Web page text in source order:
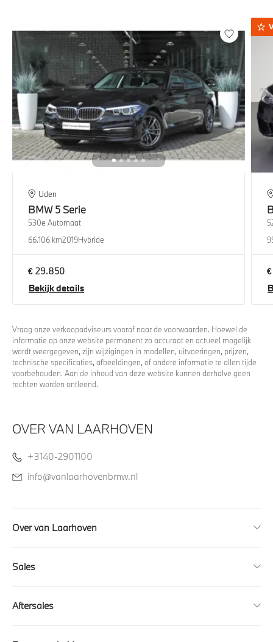
Uden
BMW 5 Serie
530e Automaat
66.106 km2019Hybride
€ 29.850
Bekijk details
Vraag onze verkoopadviseurs vooraf naar de voorwaarden. Hoewel de
informatie op onze website permanent zo accuraat en actueel mogelijk
wordt weergegeven, zijn wijzigingen in modellen, uitvoeringen, prijzen,
technische specificaties, afbeeldingen, of andere informatie te allen tijde
voorbehouden. Aan de inhoud van deze website kunnen derhalve geen
rechten worden ontleend.
OVER VAN LAARHOVEN
+3140-2901100
info@vanlaarhovenbmw.nl
Over van Laarhoven
Sales
Aftersales